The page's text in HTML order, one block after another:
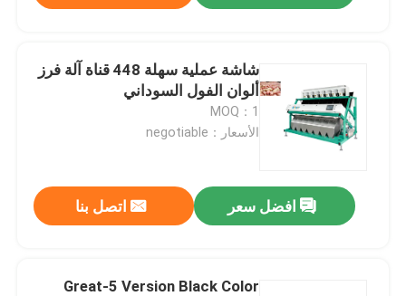
اتصل بنا
أخبار
اطلب اقتباس
شاشة عملية سهلة 448 قناة آلة فرز
ألوان الفول السوداني
MOQ：1
الأسعار：negotiable
افضل سعر اتصل بنا
Great-5 Version Black Color